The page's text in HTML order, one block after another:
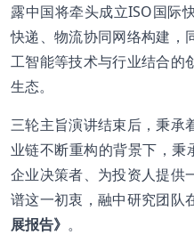
露中国将牵头成立ISO国际
快递、物流协同网络构建，
工智能等技术与行业结合的
生态。
三轮主旨演讲结束后，秉承
业链不断重构的背景下，秉
企业决策者、为投资人提供
谱这一初衷，融中研究团队
展报告》 。